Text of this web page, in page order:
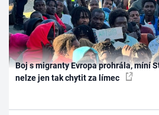
Boj s migranty Evropa prohrála, míní
nelze jen tak chytit za límec